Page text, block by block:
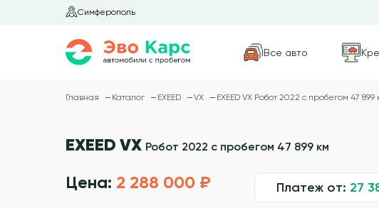
Симферополь
Все авто
Главная Каталог EXEED VX EXEED VX Робот 2022 с пробегом 47 899
EXEED VX Робот 2022 с пробегом 47 899 км
Цена: 2 288 000 ₽ Платеж от: 27